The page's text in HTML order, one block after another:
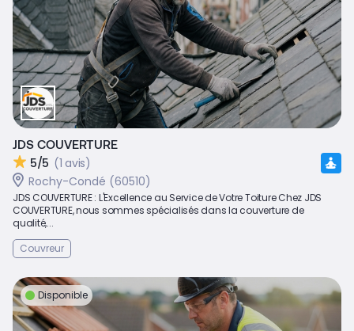
JDS COUVERTURE
5/5 (1 avis)
Rochy-Condé (60510)
JDS COUVERTURE : L'Excellence au Service de Votre Toiture Chez JDS
COUVERTURE, nous sommes spécialisés dans la couverture de
qualité,...
Couvreur
Disponible